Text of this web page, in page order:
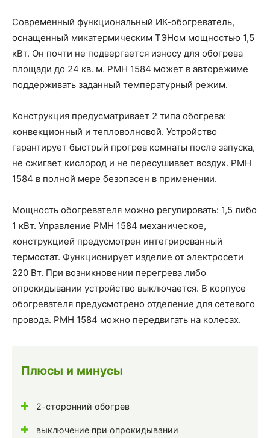
Современный функциональный ИК-обогреватель,
оснащенный микатермическим ТЭНом мощностью 1,5
кВт. Он почти не подвергается износу для обогрева
площади до 24 кв. м. PMH 1584 может в авторежиме
поддерживать заданный температурный режим.
Конструкция предусматривает 2 типа обогрева:
конвекционный и тепловолновой. Устройство
гарантирует быстрый прогрев комнаты после запуска,
не сжигает кислород и не пересушивает воздух. PMH
1584 в полной мере безопасен в применении.
Мощность обогревателя можно регулировать: 1,5 либо
1 кВт. Управление PMH 1584 механическое,
конструкцией предусмотрен интегрированный
термостат. Функционирует изделие от электросети
220 Вт. При возникновении перегрева либо
опрокидывании устройство выключается. В корпусе
обогревателя предусмотрено отделение для сетевого
провода. PMH 1584 можно передвигать на колесах.
Плюсы и минусы
2-сторонний обогрев
выключение при опрокидывании